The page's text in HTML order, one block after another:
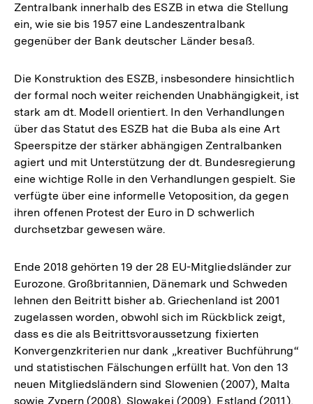
Zentralbank innerhalb des ESZB in etwa die Stellung
ein, wie sie bis 1957 eine Landeszentralbank
gegenüber der Bank deutscher Länder besaß.
Die Konstruktion des ESZB, insbesondere hinsichtlich
der formal noch weiter reichenden Unabhängigkeit, ist
stark am dt. Modell orientiert. In den Verhandlungen
über das Statut des ESZB hat die Buba als eine Art
Speerspitze der stärker abhängigen Zentralbanken
agiert und mit Unterstützung der dt. Bundesregierung
eine wichtige Rolle in den Verhandlungen gespielt. Sie
verfügte über eine informelle Vetoposition, da gegen
ihren offenen Protest der Euro in D schwerlich
durchsetzbar gewesen wäre.
Ende 2018 gehörten 19 der 28 EU-Mitgliedsländer zur
Eurozone. Großbritannien, Dänemark und Schweden
lehnen den Beitritt bisher ab. Griechenland ist 2001
zugelassen worden, obwohl sich im Rückblick zeigt,
dass es die als Beitrittsvoraussetzung fixierten
Konvergenzkriterien nur dank „kreativer Buchführung“
und statistischen Fälschungen erfüllt hat. Von den 13
neuen Mitgliedsländern sind Slowenien (2007), Malta
sowie Zypern (2008), Slowakei (2009), Estland (2011),